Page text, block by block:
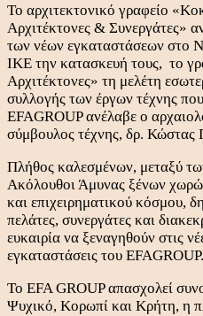
Το αρχιτεκτονικό γραφείο
Αρχιτέκτονες & Συνεργάτες»
των νέων εγκαταστάσεων
ΙΚΕ την κατασκευή τους, το
Αρχιτέκτονες» τη μελέτη
συλλογής των έργων τέχνης
EFAGROUP ανέλαβε ο
σύμβουλος τέχνης, δρ. Κώστας
Πλήθος καλεσμένων, μεταξύ
Ακόλουθοι Άμυνας ξένων
και επιχειρηματικού κόσμου,
πελάτες, συνεργάτες και
ευκαιρία να ξεναγηθούν στις
εγκαταστάσεις του EFAGROUP.
To EFA GROUP απασχολεί
Ψυχικό, Κορωπί και Κρήτη, η